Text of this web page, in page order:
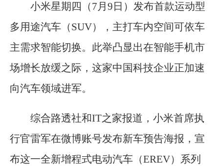
小米星期四（7月9日）发布首款运动型
多用途汽车（SUV），主打车内空间可依车
主需求智能切换。此举凸显出在智能手机市
场增长放缓之际，这家中国科技企业正加速
向汽车领域进军。
综合路透社和IT之家报道，小米首席执
行官雷军在微博账号发布新车预告海报，宣
布这一全新增程式电动汽车（EREV）系列